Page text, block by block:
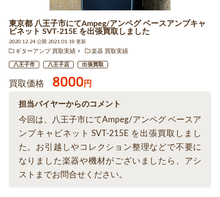
東京都 八王子市にてAmpeg/アンペグ ベースアンプキャ
ビネット SVT-215E を出張買取しました
2020.12.24 公開 2021.01.19 更新
ギターアンプ 買取実績
楽器 買取実績
八王子市 八王子店 出張買取
買取価格 8000円
担当バイヤーからのコメント
今回は、八王子市にてAmpeg/アンペグ ベースア
ンプキャビネット SVT-215E を出張買取しまし
た。お引越しやコレクション整理などで不要に
なりました楽器や機材がございましたら、アシ
ストまでお問合せください。